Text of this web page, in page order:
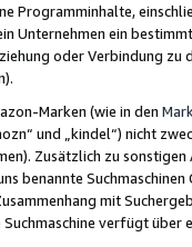
Programminhalte,
Unternehmen ein
oder Verbindung
Marken (wie in den
und „kindel“) nicht
Zusätzlich zu
benannte
mit
verfügt über